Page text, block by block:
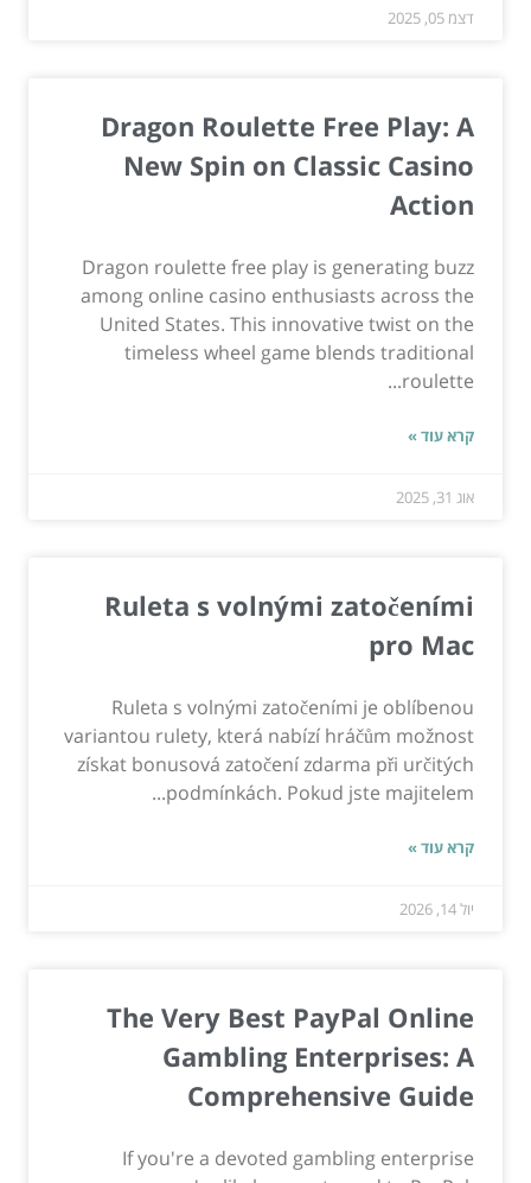
דצמ 05, 2025
Dragon Roulette Free Play: A
New Spin on Classic Casino
Action
Dragon roulette free play is generating buzz
among online casino enthusiasts across the
United States. This innovative twist on the
timeless wheel game blends traditional
roulette...
קרא עוד »
אוג 31, 2025
Ruleta s volnými zatočeními
pro Mac
Ruleta s volnými zatočeními je oblíbenou
variantou rulety, která nabízí hráčům možnost
získat bonusová zatočení zdarma při určitých
podmínkách. Pokud jste majitelem...
קרא עוד »
יול 14, 2026
The Very Best PayPal Online
Gambling Enterprises: A
Comprehensive Guide
If you're a devoted gambling enterprise